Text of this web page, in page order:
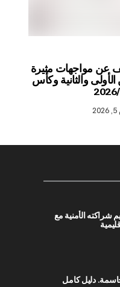
عن مواجهات مثيرة
والثانية وكأس
شراكته الأمنية مع
دليل كامل